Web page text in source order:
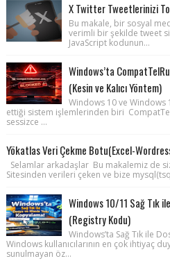
X Twitter Tweetlerinizi
Bu makale, bir sosyal
verimli bir şekilde tweet
JavaScript kodunun...
Windows’ta
(Kesin ve Kalıcı Yöntem)
Windows 10 ve Windows
ettiği sistem işlemlerinden biri
sessizce ...
Yökatlas Veri Çekme Botu(Excel-
Selamlar arkadaşlar Bu makalemiz de
Sitesinden verileri çeken ve bize
Windows 10/11 Sağ Tık
(Registry Kodu)
Windows’ta Sağ Tık ile
Windows kullanıcılarının en çok ihtiyaç
sunulmayan öz...